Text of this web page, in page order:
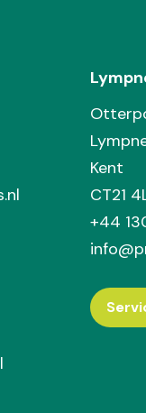
Kent
CT21
+44